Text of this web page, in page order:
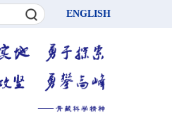
ENGLISH